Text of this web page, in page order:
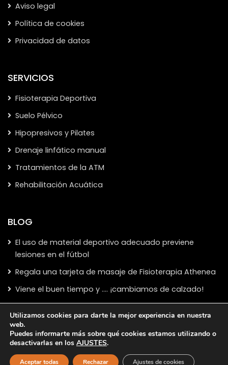
Aviso legal
Política de cookies
Privacidad de datos
SERVICIOS
Fisioterapia Deportiva
Suelo Pélvico
Hipopresivos y Pilates
Drenaje linfático manual
Tratamientos de la ATM
Rehabilitación Acuática
BLOG
El uso de material deportivo adecuado previene
lesiones en el fútbol
Regala una tarjeta de masaje de Fisioterapia Athenea
Viene el buen tiempo y …. ¡cambiamos de calzado!
Copyright 2024,Clínica de Fisioterapia en Talavera de la
Reina
Utilizamos cookies para darte la mejor experiencia en nuestra
web.
Puedes informarte más sobre qué cookies estamos utilizando o
desactivarlas en los AJUSTES.
Aceptar todas Rechazar Ajustes de cookies